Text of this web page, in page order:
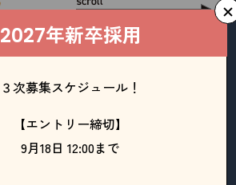
2027年新卒採用
３次募集スケジュール！
【エントリー締切】
9月18日 12:00まで